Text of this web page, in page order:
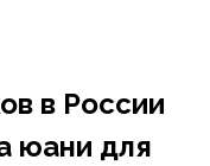
в России
юани для